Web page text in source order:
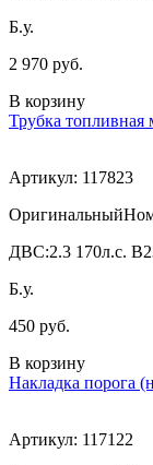
Б.у.
2 970 руб.
В корзину
Трубка топливная
Артикул: 117823
ДВС:2.3 170л.с.
Б.у.
450 руб.
В корзину
Накладка порога
Артикул: 117122